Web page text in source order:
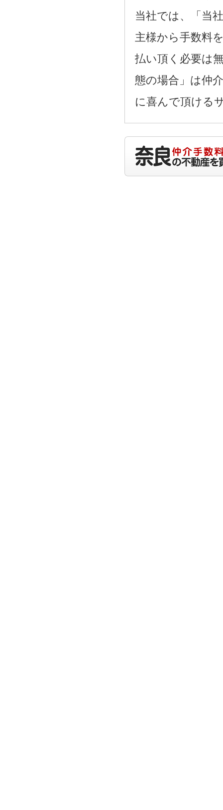
当社では、「当
主様から手数料
払い頂く必要は
態の場合」は仲
に喜んで頂ける